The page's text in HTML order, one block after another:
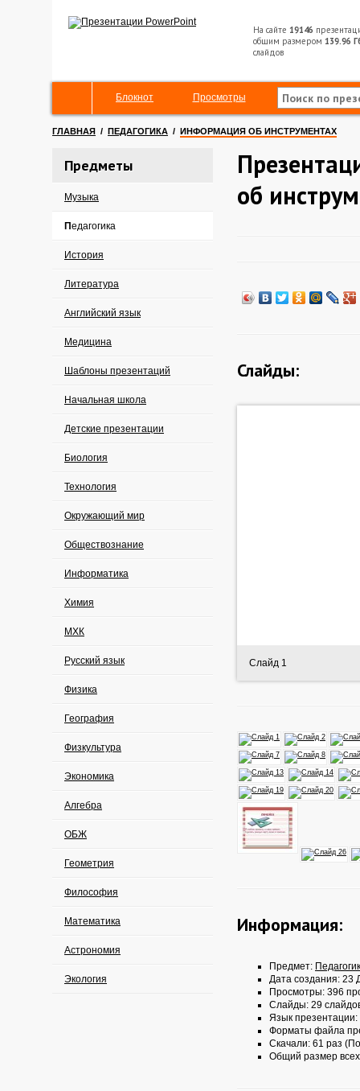
На сайте 19146
общим размером 139.96
слайдов
Блокнот Просмотры
ГЛАВНАЯ / ПЕДАГОГИКА / ИНФОРМАЦИЯ ОБ ИНСТРУМЕНТАХ
Предметы
Музыка
Педагогика
История
Литература
Английский язык
Медицина
Шаблоны презентаций
Начальная школа
Детские презентации
Биология
Технология
Окружающий мир
Обществознание
Информатика
Химия
МХК
Русский язык
Физика
География
Физкультура
Экономика
Алгебра
ОБЖ
Геометрия
Философия
Математика
Астрономия
Экология
об
Слайды:
Слайд 1
Информация:
Предмет:
Дата создания: 23
Просмотры: 396
Слайды: 29
Язык презентации:
Форматы файла
Скачали: 61 раз
Общий размер